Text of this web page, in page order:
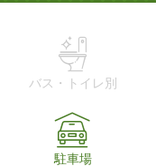
バス・トイレ別
駐車場